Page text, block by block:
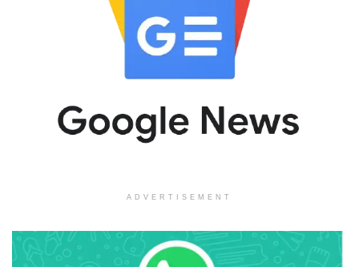
ADVERTISEMENT